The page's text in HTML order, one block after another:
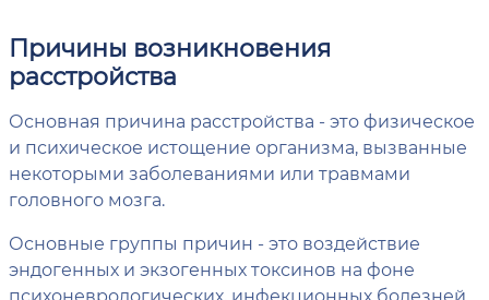
Причины возникновения
расстройства
Основная причина расстройства - это физическое
и психическое истощение организма, вызванные
некоторыми заболеваниями или травмами
головного мозга.
Основные группы причин - это воздействие
эндогенных и экзогенных токсинов на фоне